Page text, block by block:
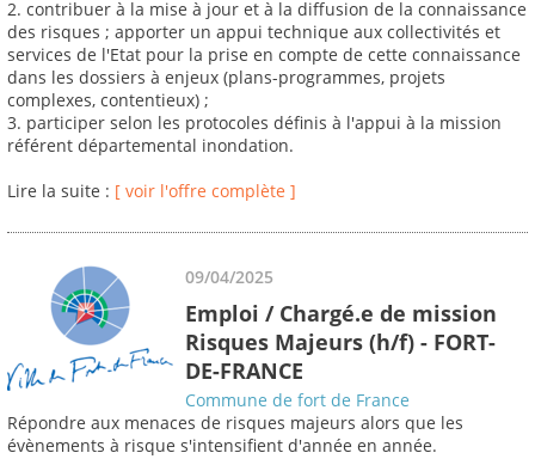
2. contribuer à la mise à jour et à la diffusion de la connaissance
des risques ; apporter un appui technique aux collectivités et
services de l'Etat pour la prise en compte de cette connaissance
dans les dossiers à enjeux (plans-programmes, projets
complexes, contentieux) ;
3. participer selon les protocoles définis à l'appui à la mission
référent départemental inondation.
Lire la suite : [ voir l'offre complète ]
09/04/2025
Emploi / Chargé.e de mission
Risques Majeurs (h/f) - FORT-
DE-FRANCE
Commune de fort de France
Répondre aux menaces de risques majeurs alors que les
évènements à risque s'intensifient d'année en année.